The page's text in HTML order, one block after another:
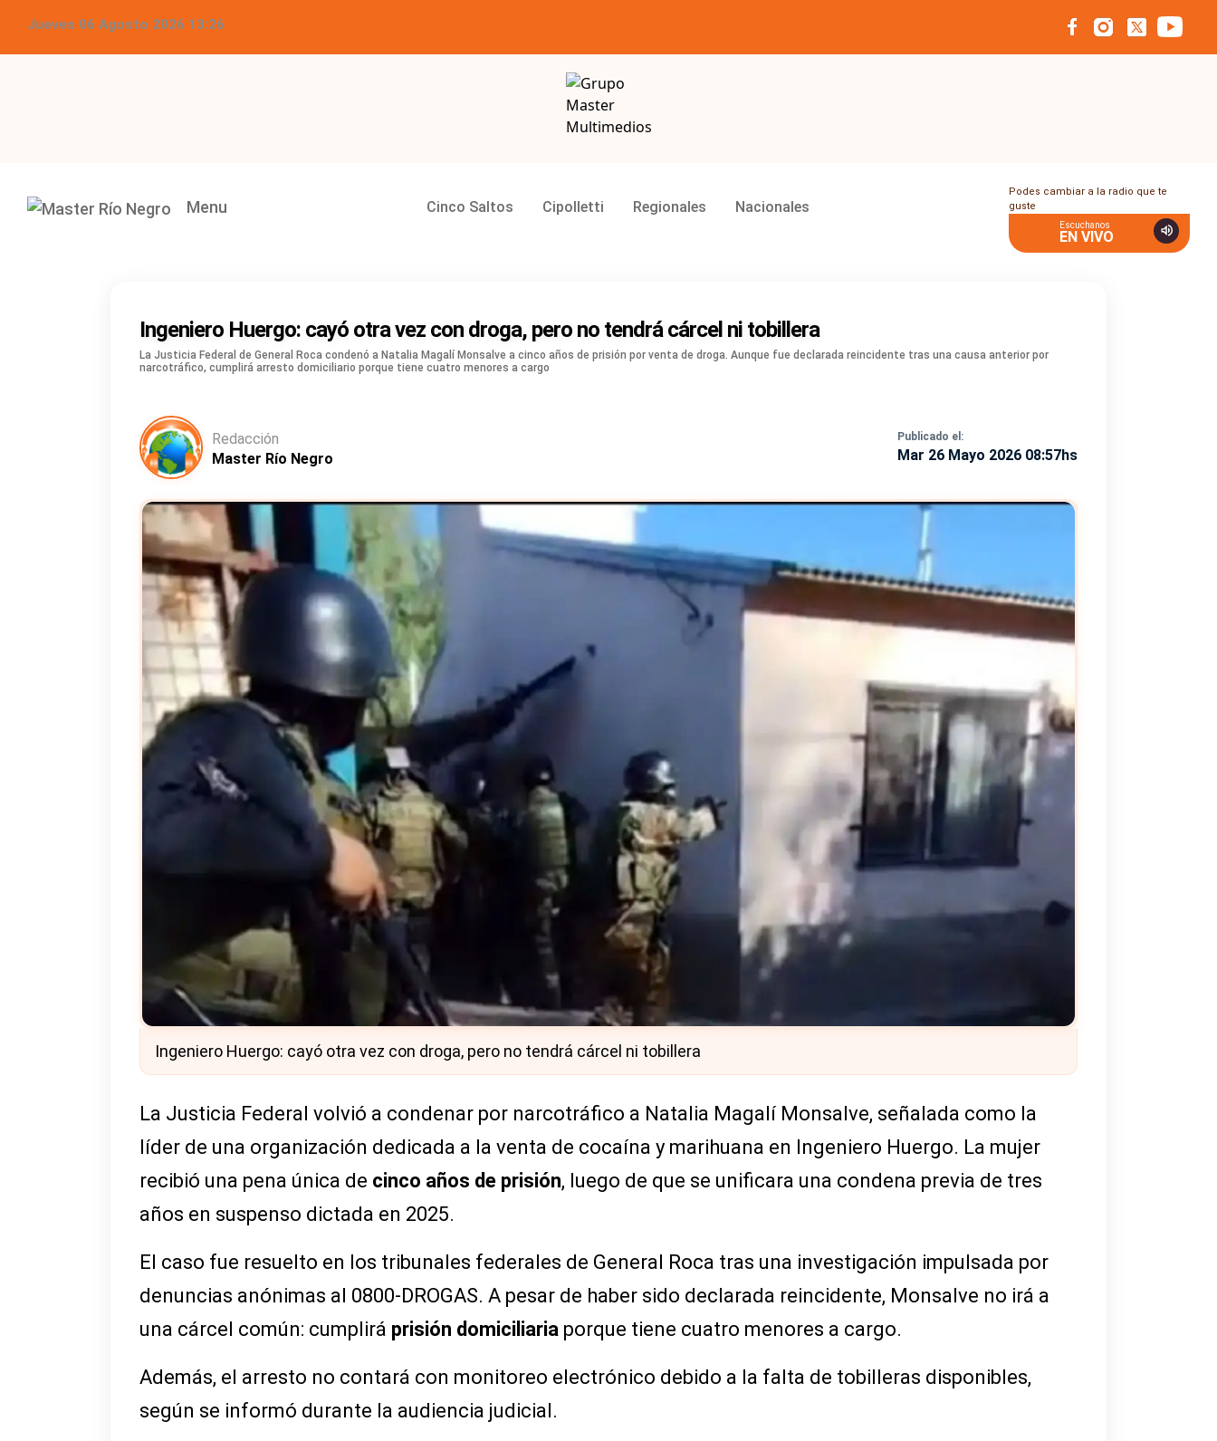
Jueves 06 Agosto 2026 13:26
Grupo Master Multimedios
Menu Cinco Saltos Cipolletti Regionales Nacionales
Podes cambiar a la radio que te
guste
Escuchanos
EN VIVO
Ingeniero Huergo: cayó otra vez con droga, pero no tendrá cárcel ni tobillera
La Justicia Federal de General Roca condenó a Natalia Magalí Monsalve a cinco años de prisión por venta de droga. Aunque fue declarada reincidente tras una causa anterior por
narcotráfico, cumplirá arresto domiciliario porque tiene cuatro menores a cargo
Redacción
Master Río Negro
Publicado el:
Mar 26 Mayo 2026 08:57hs
Ingeniero Huergo: cayó otra vez con droga, pero no tendrá cárcel ni tobillera
La Justicia Federal volvió a condenar por narcotráfico a Natalia Magalí Monsalve, señalada como la
líder de una organización dedicada a la venta de cocaína y marihuana en Ingeniero Huergo. La mujer
recibió una pena única de cinco años de prisión, luego de que se unificara una condena previa de tres
años en suspenso dictada en 2025.
El caso fue resuelto en los tribunales federales de General Roca tras una investigación impulsada por
denuncias anónimas al 0800-DROGAS. A pesar de haber sido declarada reincidente, Monsalve no irá a
una cárcel común: cumplirá prisión domiciliaria porque tiene cuatro menores a cargo.
Además, el arresto no contará con monitoreo electrónico debido a la falta de tobilleras disponibles,
según se informó durante la audiencia judicial.